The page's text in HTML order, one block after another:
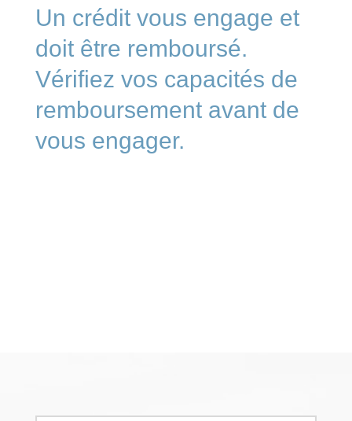
Un crédit vous engage et
doit être remboursé.
Vérifiez vos capacités de
remboursement avant de
vous engager.